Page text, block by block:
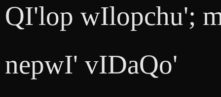
QI'lop wIlopchu';
nepwI' vIDaQo'